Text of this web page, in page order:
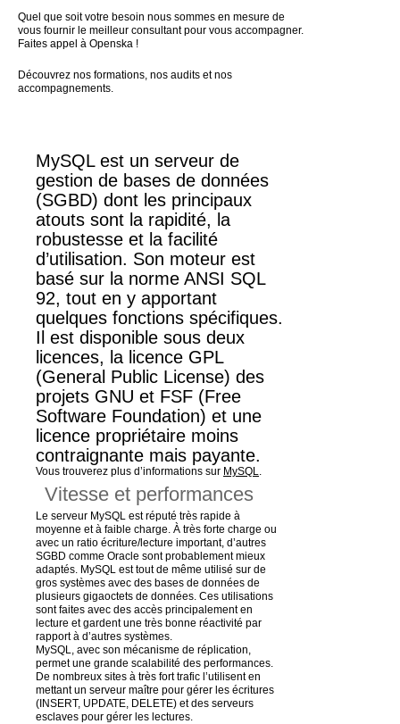
Quel que soit votre besoin nous sommes en mesure de
vous fournir le meilleur consultant pour vous accompagner.
Faites appel à Openska !
Découvrez nos formations, nos audits et nos
accompagnements.
MySQL est un serveur de
gestion de bases de données
(SGBD) dont les principaux
atouts sont la rapidité, la
robustesse et la facilité
d’utilisation. Son moteur est
basé sur la norme ANSI SQL
92, tout en y apportant
quelques fonctions spécifiques.
Il est disponible sous deux
licences, la licence GPL
(General Public License) des
projets GNU et FSF (Free
Software Foundation) et une
licence propriétaire moins
contraignante mais payante.
Vous trouverez plus d’informations sur MySQL.
Vitesse et performances
Le serveur MySQL est réputé très rapide à
moyenne et à faible charge. À très forte charge ou
avec un ratio écriture/lecture important, d’autres
SGBD comme Oracle sont probablement mieux
adaptés. MySQL est tout de même utilisé sur de
gros systèmes avec des bases de données de
plusieurs gigaoctets de données. Ces utilisations
sont faites avec des accès principalement en
lecture et gardent une très bonne réactivité par
rapport à d’autres systèmes.
MySQL, avec son mécanisme de réplication,
permet une grande scalabilité des performances.
De nombreux sites à très fort trafic l’utilisent en
mettant un serveur maître pour gérer les écritures
(INSERT, UPDATE, DELETE) et des serveurs
esclaves pour gérer les lectures.